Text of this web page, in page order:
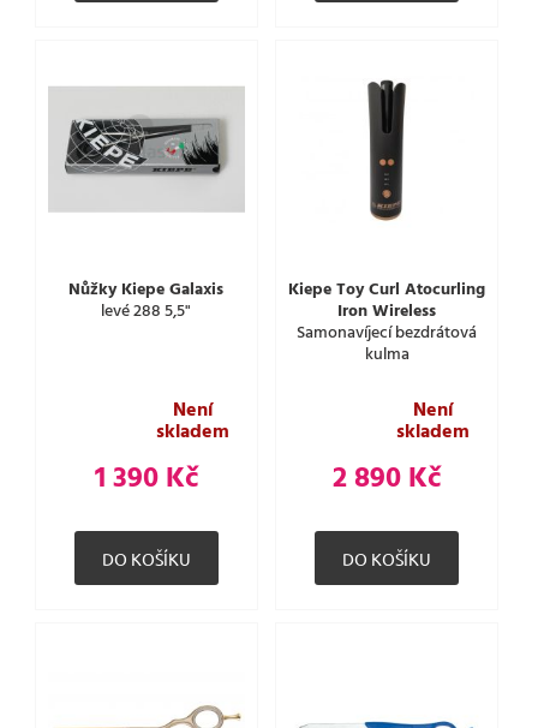
Nůžky Kiepe Galaxis
levé 288 5,5"
Není
skladem
1 390 Kč
Kiepe Toy Curl Atocurling
Iron Wireless
Samonavíjecí bezdrátová
kulma
Není
skladem
2 890 Kč